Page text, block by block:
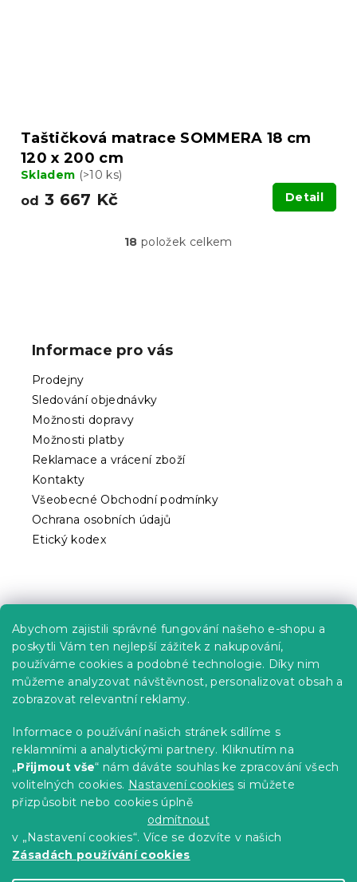
Abychom zajistili správné fungování našeho e-shopu a
poskytli Vám ten nejlepší zážitek z nakupování,
používáme cookies a podobné technologie. Díky nim
můžeme analyzovat návštěvnost, personalizovat obsah a
zobrazovat relevantní reklamy.
Informace o používání našich stránek sdílíme s
reklamními a analytickými partnery. Kliknutím na
„Přijmout vše“ nám dáváte souhlas ke zpracování všech
volitelných cookies. Nastavení cookies si můžete
přizpůsobit nebo cookies úplně
odmítnout
v „Nastavení cookies“. Více se dozvíte v našich
Zásadách používání cookies
Taštičková matrace SOMMERA 18 cm
120 x 200 cm
Skladem (>10 ks)
od 3 667 Kč Detail
O
ý
i
s
18 položek celkem
Informace pro vás
Prodejny
Sledování objednávky
Možnosti dopravy
Možnosti platby
Reklamace a vrácení zboží
Kontakty
Všeobecné Obchodní podmínky
Ochrana osobních údajů
Etický kodex
Kariéra
Poptávky a B2B spolupráce
Proč se u nás registrovat?
Věrnostní program - Sleva až 10 %
Návody
Tabulky velikostí
Blog